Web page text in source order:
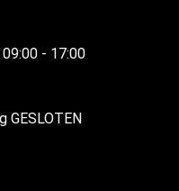
- 17:00
GESLOTEN